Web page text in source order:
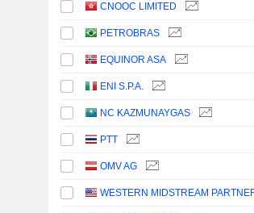
CNOOC LIMITED
PETROBRAS
EQUINOR ASA
ENI S.P.A.
NC KAZMUNAYGAS
PTT
OMV AG